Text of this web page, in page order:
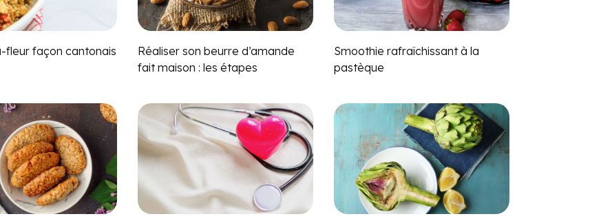
fleur façon cantonais
Réaliser son beurre d’amande
fait maison : les étapes
Smoothie rafraîchissant à la
pastèque